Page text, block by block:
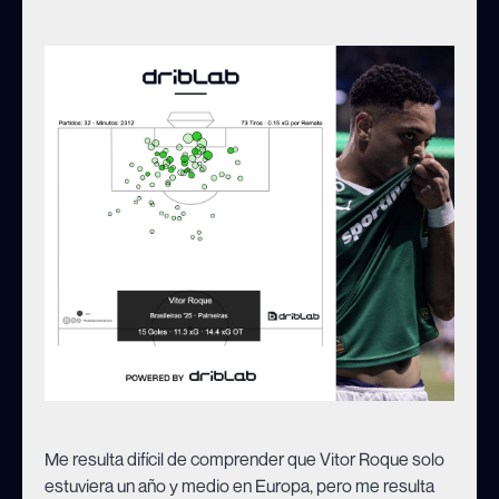
Me resulta difícil de comprender que Vitor Roque solo
estuviera un año y medio en Europa, pero me resulta